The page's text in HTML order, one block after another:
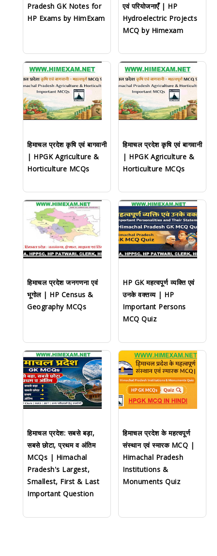
Pradesh GK Notes for
HP Exams by HimExam
एवं परियोजनाएँ | HP
Hydroelectric Projects
MCQ by Himexam
हिमाचल प्रदेश कृषि एवं बागवानी
| HPGK Agriculture &
Horticulture MCQs
हिमाचल प्रदेश कृषि एवं बागवानी
| HPGK Agriculture &
Horticulture MCQs
हिमाचल प्रदेश जनगणना एवं
भूगोल | HP Census &
Geography MCQs
HP GK महत्वपूर्ण व्यक्ति एवं
उनके वक्तव्य | HP
Important Persons
MCQ Quiz
हिमाचल प्रदेश: सबसे बड़ा,
सबसे छोटा, प्रथम व अंतिम
MCQs | Himachal
Pradesh's Largest,
Smallest, First & Last
Important Question
हिमाचल प्रदेश के महत्वपूर्ण
संस्थान एवं स्मारक MCQ |
Himachal Pradesh
Institutions &
Monuments Quiz